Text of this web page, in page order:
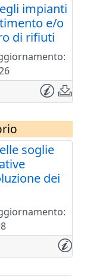
impianti
e/o
di rifiuti
soglie
dei